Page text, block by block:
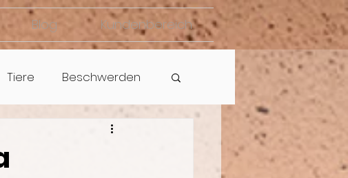
Blog Kundenbereich
Tiere Beschwerden